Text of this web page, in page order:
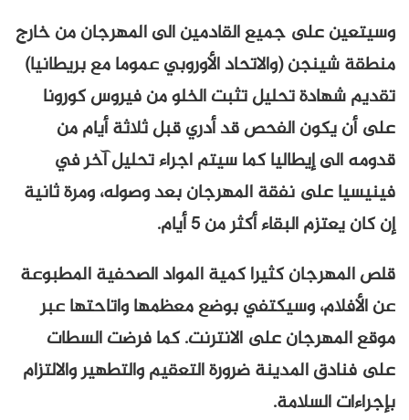
وسيتعين على جميع القادمين الى المهرجان من خارج
منطقة شينجن (والاتحاد الأوروبي عموما مع بريطانيا)
تقديم شهادة تحليل تثبت الخلو من فيروس كورونا
على أن يكون الفحص قد أدري قبل ثلاثة أيام من
قدومه الى إيطاليا كما سيتم اجراء تحليل آخر في
فينيسيا على نفقة المهرجان بعد وصوله، ومرة ثانية
إن كان يعتزم البقاء أكثر من 5 أيام.
قلص المهرجان كثيرا كمية المواد الصحفية المطبوعة
عن الأفلام، وسيكتفي بوضع معظمها واتاحتها عبر
موقع المهرجان على الانترنت. كما فرضت السطات
على فنادق المدينة ضرورة التعقيم والتطهير والالتزام
بإجراءات السلامة.